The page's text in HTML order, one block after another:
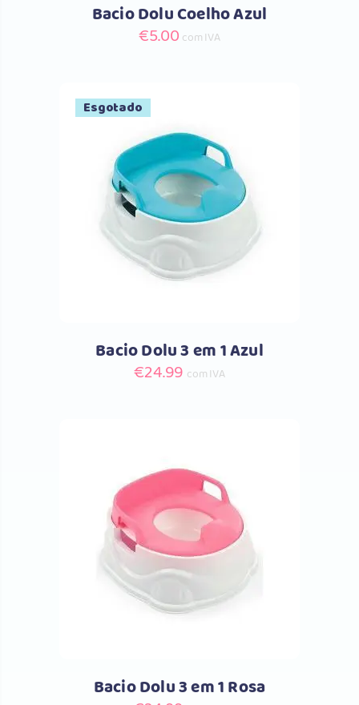
Bacio Dolu Coelho Azul
€5.00 com IVA
Esgotado
Comprar
Bacio Dolu 3 em 1 Azul
€24.99 com IVA
Comprar
Bacio Dolu 3 em 1 Rosa